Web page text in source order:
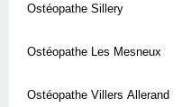
Ostéopathe Sillery
Ostéopathe Les Mesneux
Ostéopathe Villers Allerand